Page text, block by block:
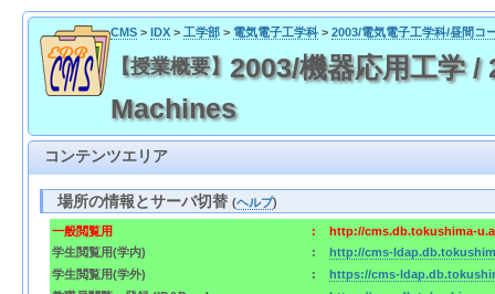
CMS> IDX> 工学部> 電気電子工学科> 2003/電気電子工学科/昼間コ
【授業概要】 2003/機器応用工学
Machines
コンテンツエリア
場所の情報とサーバ切替(ヘルプ)
一般閲覧用 :
http://cms.db.tokushima-
学生閲覧用(学内)
:
http://cms-
学生閲覧用(学外)
:
https://cms-